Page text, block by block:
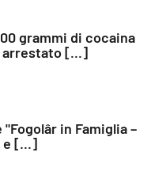
grammi di cocaina
arrestato [...]
in Famiglia –
e [...]